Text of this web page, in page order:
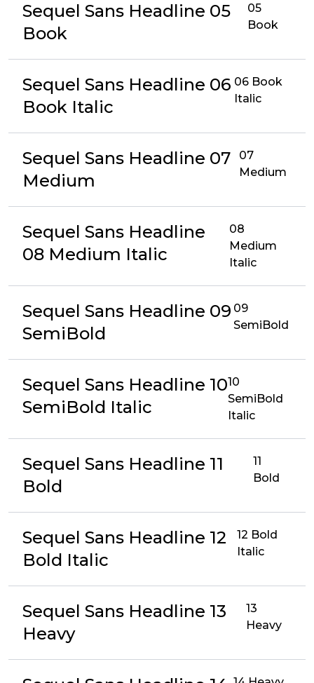
Sequel Sans Headline 05
Book
05
Book
Sequel Sans Headline 06
Book Italic
06 Book
Italic
Sequel Sans Headline 07
Medium
07
Medium
Sequel Sans Headline
08 Medium Italic
08
Medium
Italic
Sequel Sans Headline 09
SemiBold
09
SemiBold
Sequel Sans Headline 10
SemiBold Italic
10
SemiBold
Italic
Sequel Sans Headline 11
Bold
11
Bold
Sequel Sans Headline 12
Bold Italic
12 Bold
Italic
Sequel Sans Headline 13
Heavy
13
Heavy